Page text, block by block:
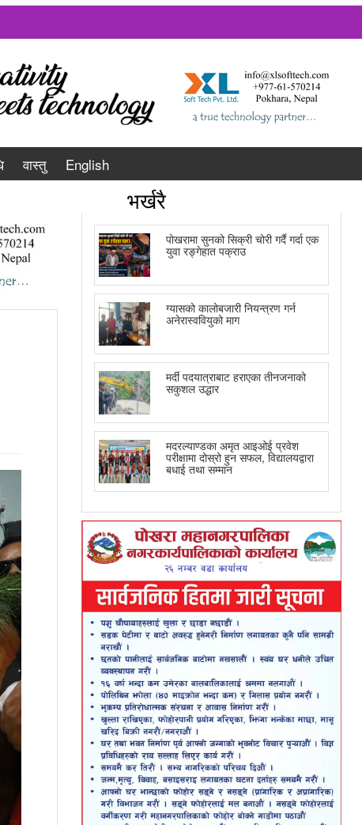
वास्तु English
भर्खरै
पोखरामा सुनको सिक्री चोरी गर्दै गर्दा एक
युवा रङ्गेहात पक्राउ
ग्यासको कालोबजारी नियन्त्रण गर्न
अनेरास्ववियुको माग
मर्दी पदयात्राबाट हराएका तीनजनाको
सकुशल उद्धार
मदरल्याण्डका अमृत आइओई प्रवेश
परीक्षामा दोस्रो हुन सफल, विद्यालयद्वारा
बधाई तथा सम्मान